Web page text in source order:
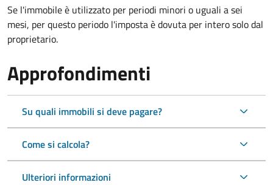
Se l'immobile è utilizzato per periodi minori o uguali a sei
mesi, per questo periodo l'imposta è dovuta per intero solo dal
proprietario.
Approfondimenti
Su quali immobili si deve pagare?
Come si calcola?
Ulteriori informazioni